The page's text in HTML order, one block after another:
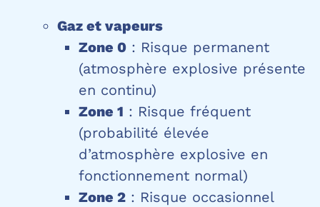
Gaz et vapeurs
Zone 0 : Risque permanent
(atmosphère explosive présente
en continu)
Zone 1 : Risque fréquent
(probabilité élevée
d’atmosphère explosive en
fonctionnement normal)
Zone 2 : Risque occasionnel